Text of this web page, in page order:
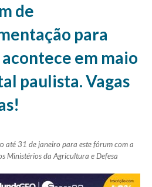
de
para
em maio
paulista. Vagas
até 31 de janeiro para este fórum com a
Ministérios da Agricultura e Defesa